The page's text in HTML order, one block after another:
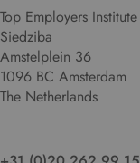
Top Employers Institute
Siedziba
Amstelplein 36
1096 BC Amsterdam
The Netherlands